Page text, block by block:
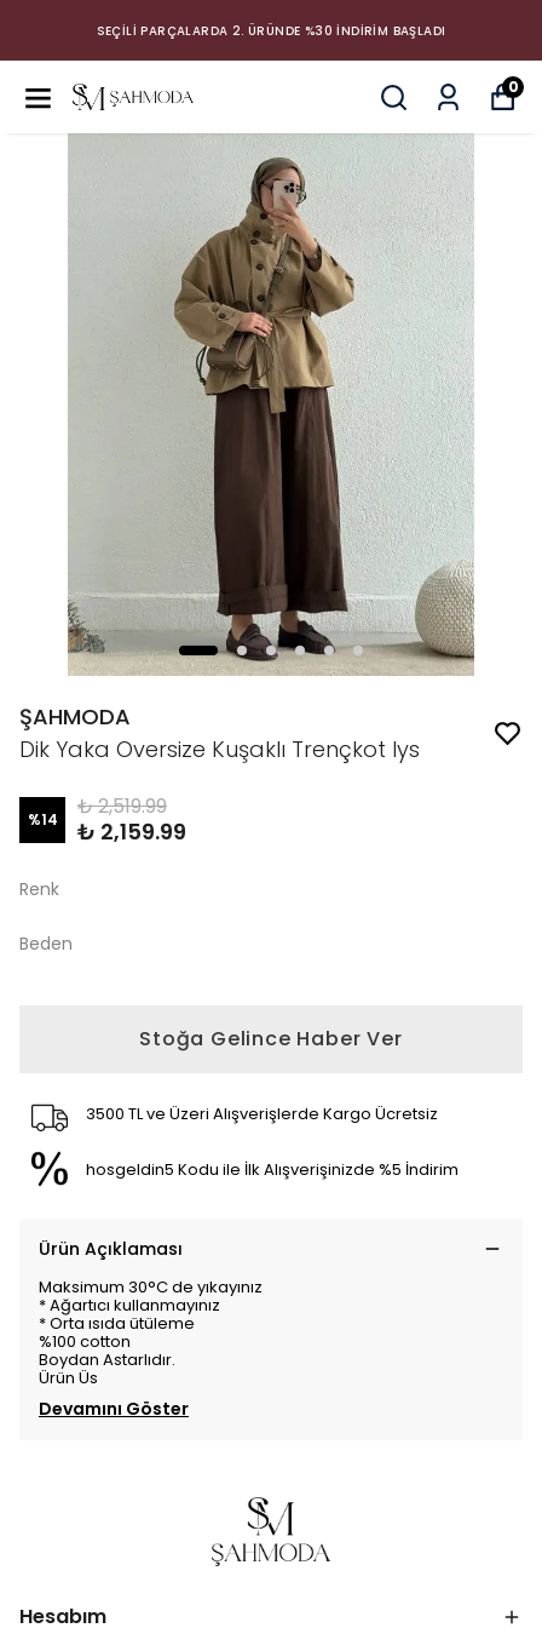
SEÇİLİ PARÇALARDA 2. ÜRÜNDE %30 İNDİRİM BAŞLADI
0
ŞAHMODA
Dik Yaka Oversize Kuşaklı Trençkot lys
%14 ₺ 2,519.99
₺ 2,159.99
Renk
Beden
Stoğa Gelince Haber Ver
3500 TL ve Üzeri Alışverişlerde Kargo Ücretsiz
hosgeldin5 Kodu ile İlk Alışverişinizde %5 İndirim
Ürün Açıklaması
Maksimum 30°C de yıkayınız
* Ağartıcı kullanmayınız
* Orta ısıda ütüleme
%100 cotton
Boydan Astarlıdır.
Ürün Üs
Devamını Göster
Hesabım